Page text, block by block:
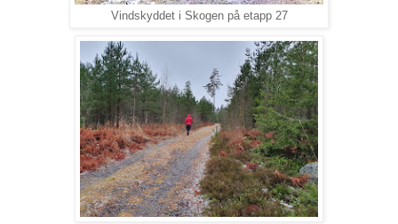
Vindskyddet i Skogen på etapp 27